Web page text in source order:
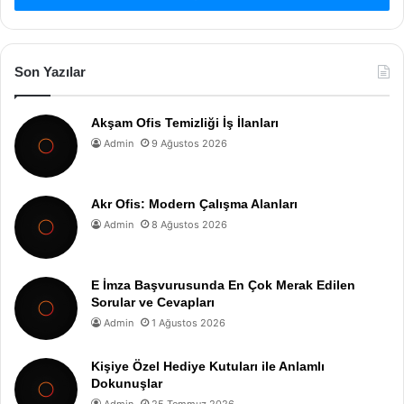
Son Yazılar
Akşam Ofis Temizliği İş İlanları
Admin 9 Ağustos 2026
Akr Ofis: Modern Çalışma Alanları
Admin 8 Ağustos 2026
E İmza Başvurusunda En Çok Merak Edilen
Sorular ve Cevapları
Admin 1 Ağustos 2026
Kişiye Özel Hediye Kutuları ile Anlamlı
Dokunuşlar